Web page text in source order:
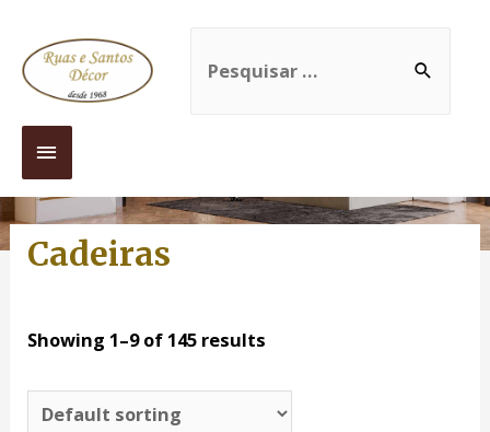
Cadeiras
Showing 1–9 of 145 results